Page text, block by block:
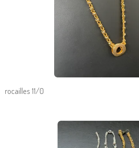
rocailles 11/0